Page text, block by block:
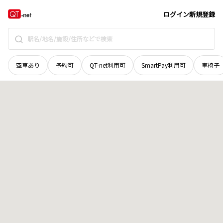
ログイン新規登録
空車あり 予約可 QT-net利用可 SmartPay利用可 車椅子
鳥取県